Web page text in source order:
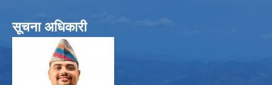
सूचना अधिकारी